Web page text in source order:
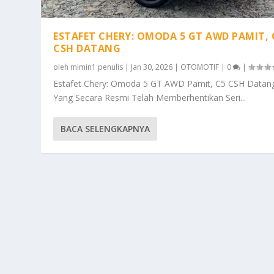
ESTAFET CHERY: OMODA 5 GT AWD PAMIT,
CSH DATANG
oleh mimin1 penulis | Jan 30, 2026 | OTOMOTIF | 0 |
Estafet Chery: Omoda 5 GT AWD Pamit, C5 CSH
Yang Secara Resmi Telah Memberhentikan Seri...
BACA SELENGKAPNYA